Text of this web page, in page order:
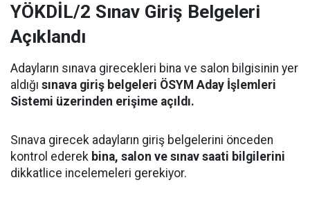
YÖKDİL/2 Sınav Giriş Belgeleri
Açıklandı
Adayların sınava girecekleri bina ve salon bilgisinin yer
aldığı sınava giriş belgeleri ÖSYM Aday İşlemleri
Sistemi üzerinden erişime açıldı.
Sınava girecek adayların giriş belgelerini önceden
kontrol ederek bina, salon ve sınav saati bilgilerini
dikkatlice incelemeleri gerekiyor.